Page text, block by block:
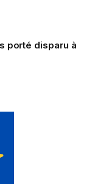
porté disparu à